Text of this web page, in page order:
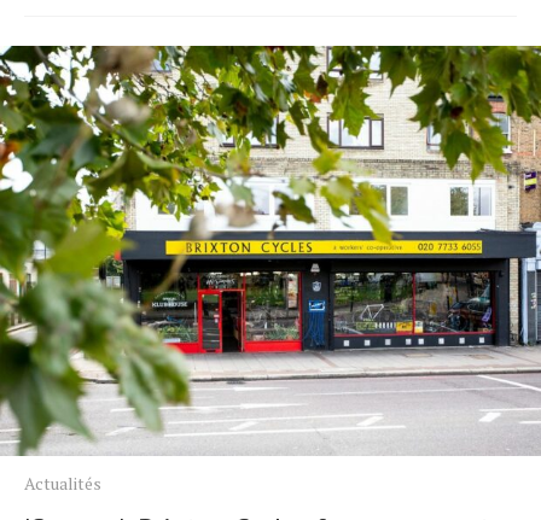
Actualités
Tendances
Tous nos articles
À propos